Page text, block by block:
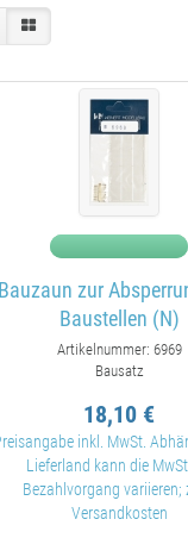
zur
Baustellen (N)
Artikelnummer: 6969
Bausatz
18,10 €
inkl. MwSt.
Lieferland kann die
Bezahlvorgang variieren;
Versandkosten